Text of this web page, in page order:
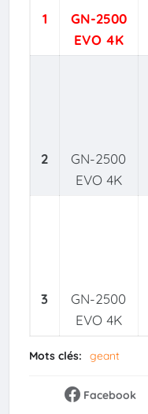
1
GN-2500
EVO 4K
2
GN-2500
EVO 4K
3
GN-2500
EVO 4K
Mots clés: geant
Facebook